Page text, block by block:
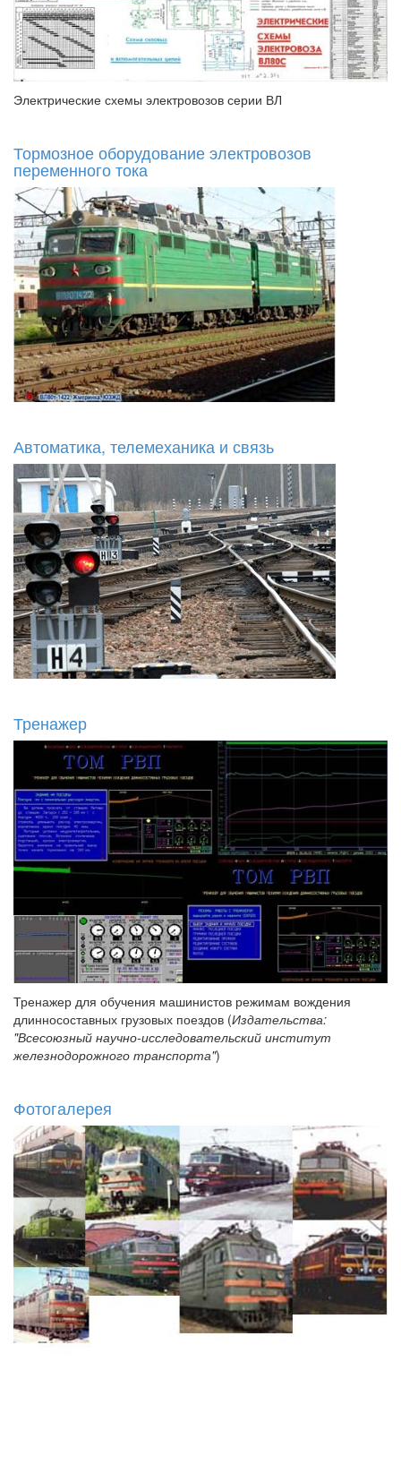
Электрические схемы электровозов серии ВЛ
Тормозное оборудование электровозов
переменного тока
Автоматика, телемеханика и связь
Тренажер
Тренажер для обучения машинистов режимам вождения
длинносоставных грузовых поездов (Издательства:
"Всесоюзный научно-исследовательский институт
железнодорожного транспорта")
Фотогалерея